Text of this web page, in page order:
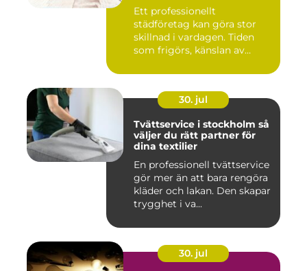
Ett professionellt
städföretag kan göra stor
skillnad i vardagen. Tiden
som frigörs, känslan av
30. jul
Tvättservice i stockholm så
väljer du rätt partner för
dina textilier
En professionell tvättservice
gör mer än att bara rengöra
kläder och lakan. Den skapar
trygghet i va...
30. jul